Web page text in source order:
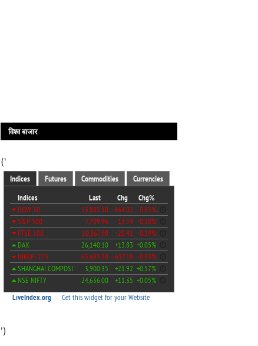
विश्व बाजार
('
')